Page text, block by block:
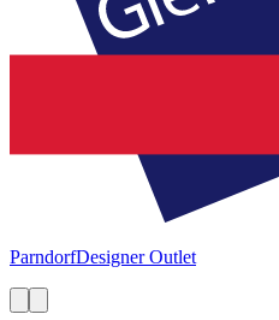
ParndorfDesigner Outlet